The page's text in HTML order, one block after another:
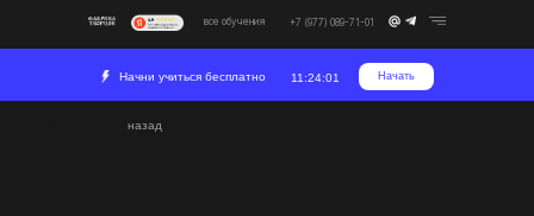
все обучения +7 (977) 089-71-01
11:24:01
Начни учиться бесплатно Начать
назад